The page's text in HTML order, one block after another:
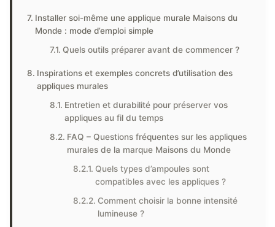
Installer soi-même une applique murale Maisons du
Monde : mode d’emploi simple
Quels outils préparer avant de commencer ?
Inspirations et exemples concrets d’utilisation des
appliques murales
Entretien et durabilité pour préserver vos
appliques au fil du temps
FAQ – Questions fréquentes sur les appliques
murales de la marque Maisons du Monde
Quels types d’ampoules sont
compatibles avec les appliques ?
Comment choisir la bonne intensité
lumineuse ?